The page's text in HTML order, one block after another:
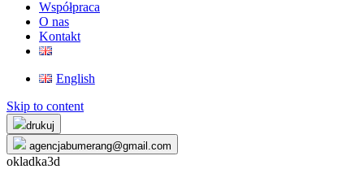
Współpraca
O nas
Kontakt
English
Skip to content
drukuj
agencjabumerang@gmail.com
okladka3d